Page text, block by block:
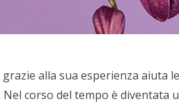
alla sua esperienza aiuta
corso del tempo è